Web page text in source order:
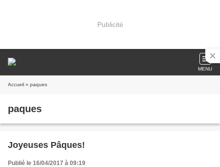
Publicité
MENU
Accueil » paques
paques
Joyeuses Pâques!
Publié le 16/04/2017 à 09:19